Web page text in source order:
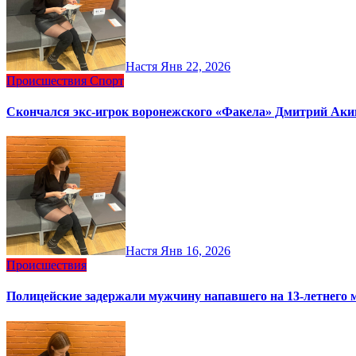
Настя Янв 22, 2026
Происшествия Спорт
Скончался экс‑игрок воронежского «Факела» Дмитрий
Настя Янв 16, 2026
Происшествия
Полицейские задержали мужчину напавшего на 13‑летнего